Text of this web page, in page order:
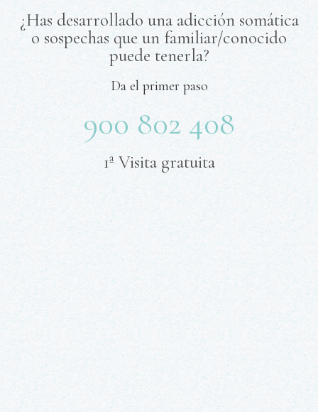
¿Has desarrollado una adicción somática
o sospechas que un familiar/conocido
puede tenerla?
Da el primer paso
900 802 408
1ª Visita gratuita